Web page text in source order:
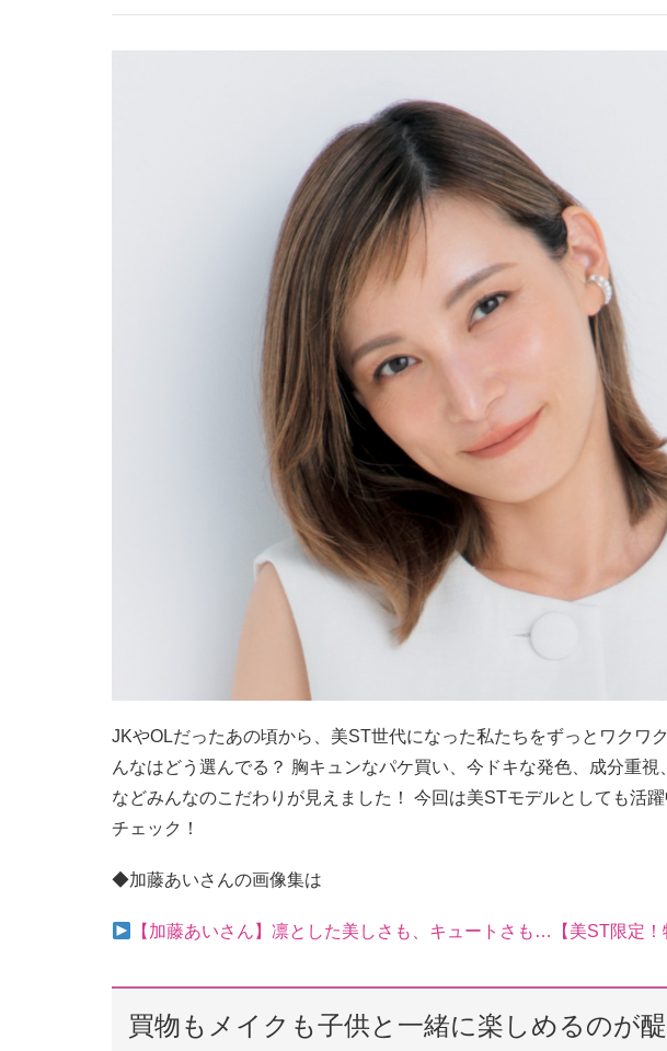
JKやOLだったあの頃から、美ST世代になった私たちをずっとワクワ
んなはどう選んでる？ 胸キュンなパケ買い、今ドキな発色、成分重
などみんなのこだわりが見えました！ 今回は美STモデルとしても活
チェック！
◆加藤あいさんの画像集は
【加藤あいさん】凛とした美しさも、キュートさも…【美ST限定！
買物もメイクも子供と一緒に楽しめるのが醍